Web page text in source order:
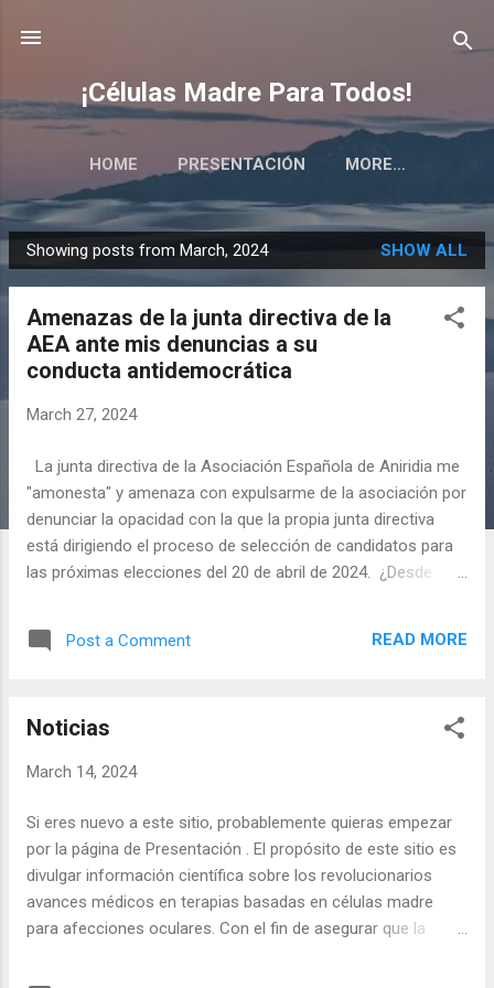
¡Células Madre Para Todos!
HOME PRESENTACIÓN MORE…
P
o
Showing posts from March, 2024 SHOW ALL
Amenazas de la junta directiva de la
AEA ante mis denuncias a su
conducta antidemocrática
March 27, 2024
La junta directiva de la Asociación Española de Aniridia me
"amonesta" y amenaza con expulsarme de la asociación por
denunciar la opacidad con la que la propia junta directiva
está dirigiendo el proceso de selección de candidatos para
las próximas elecciones del 20 de abril de 2024. ¿Desde
presentarán a las elecciones? ¿Es la junta directiva de la
con las orejas? En los próximos días proporcionaré más
Post a Comment READ MORE
Noticias
March 14, 2024
Si eres nuevo a este sitio, probablemente quieras empezar
por la página de Presentación . El propósito de este sitio es
divulgar información científica sobre los revolucionarios
avances médicos en terapias basadas en células madre
para afecciones oculares. Con el fin de asegurar que la
fundamentalmete en la forma de artículos científicos y